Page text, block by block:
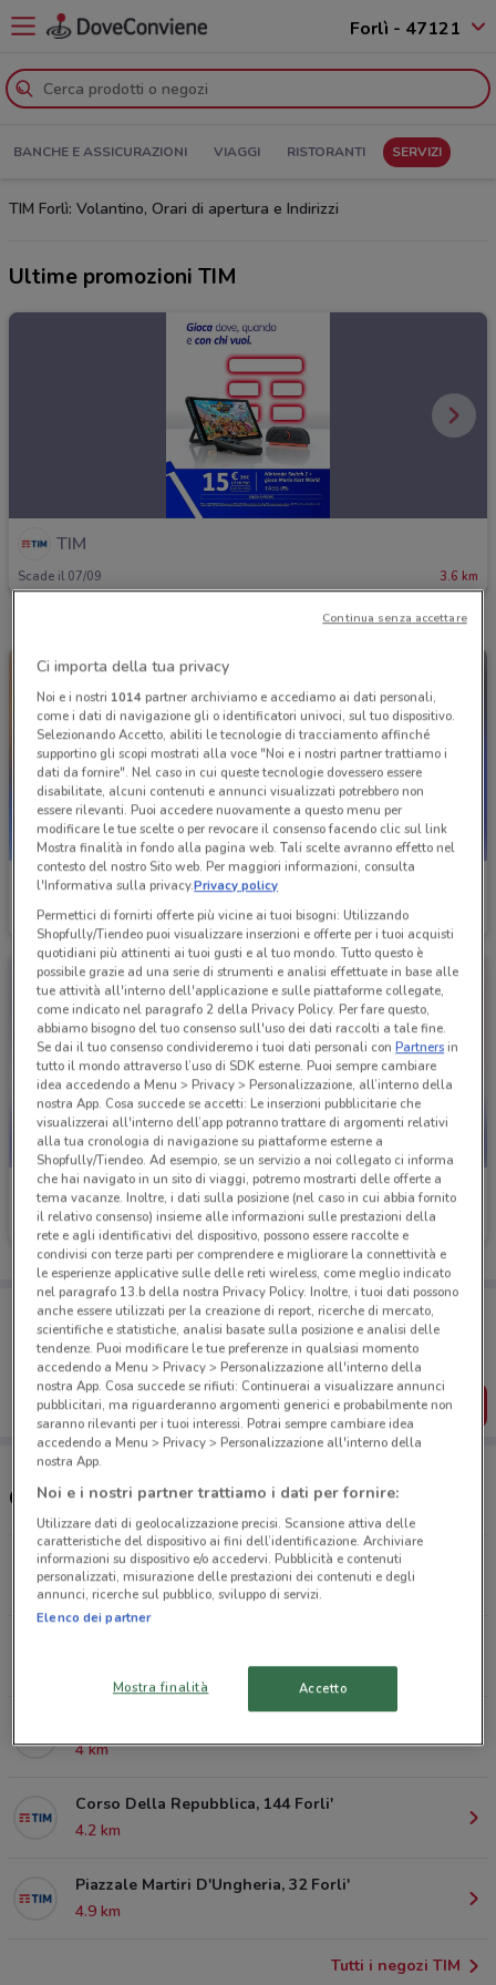
Forlì - 47121
BANCHE E ASSICURAZIONI VIAGGI RISTORANTI SERVIZI
TIM Forlì: Volantino, Orari di apertura e Indirizzi
Ultime promozioni TIM
TIM
Scade il 07/09 3.6 km
TIM
Scade il 30/08 3.6 km Scade il 06/09
TIM
Scade il 30/08 3.6 km
TIM
Scade il 31/12
Porta DoveConviene sempre con te!
Puoi trovare le migliori offerte dei negozi vicino a te,
salvarle e creare la tua lista del risparmio, comodamente
dal tuo cellulare.
SCARICA L’APP
Centro TIM a Forlì
Viale Ii Giugno, 2/B Forlì
3.6 km
4 km
Corso Della Repubblica, 144 Forli'
4.2 km
Piazzale Martiri D'Ungheria, 32 Forli'
4.9 km
Tutti i negozi TIM
Ci importa della tua privacy
Noi e i nostri 1014partner archiviamo e accediamo ai dati personali,
come i dati di navigazione gli o identificatori univoci, sul tuo dispositivo.
Selezionando Accetto, abiliti le tecnologie di tracciamento affinché
supportino gli scopi mostrati alla voce "Noi e i nostri partner trattiamo i
dati da fornire". Nel caso in cui queste tecnologie dovessero essere
disabilitate, alcuni contenuti e annunci visualizzati potrebbero non
essere rilevanti. Puoi accedere nuovamente a questo menu per
modificare le tue scelte o per revocare il consenso facendo clic sul link
Mostra finalità in fondo alla pagina web. Tali scelte avranno effetto nel
contesto del nostro Sito web. Per maggiori informazioni, consulta
l'Informativa sulla privacy.Privacy policy
Permettici di fornirti offerte più vicine ai tuoi bisogni: Utilizzando
Shopfully/Tiendeo puoi visualizzare inserzioni e offerte per i tuoi acquisti
quotidiani più attinenti ai tuoi gusti e al tuo mondo. Tutto questo è
possibile grazie ad una serie di strumenti e analisi effettuate in base alle
tue attività all'interno dell'applicazione e sulle piattaforme collegate,
come indicato nel paragrafo 2 della Privacy Policy. Per fare questo,
abbiamo bisogno del tuo consenso sull'uso dei dati raccolti a tale fine.
Se dai il tuo consenso condivideremo i tuoi dati personali conPartnersin
tutto il mondo attraverso l’uso di SDK esterne. Puoi sempre cambiare
idea accedendo a Menu > Privacy > Personalizzazione, all’interno della
nostra App. Cosa succede se accetti: Le inserzioni pubblicitarie che
visualizzerai all'interno dell’app potranno trattare di argomenti relativi
alla tua cronologia di navigazione su piattaforme esterne a
Shopfully/Tiendeo. Ad esempio, se un servizio a noi collegato ci informa
che hai navigato in un sito di viaggi, potremo mostrarti delle offerte a
tema vacanze. Inoltre, i dati sulla posizione (nel caso in cui abbia fornito
il relativo consenso) insieme alle informazioni sulle prestazioni della
rete e agli identificativi del dispositivo, possono essere raccolte e
condivisi con terze parti per comprendere e migliorare la connettività e
le esperienze applicative sulle delle reti wireless, come meglio indicato
nel paragrafo 13.b della nostra Privacy Policy. Inoltre, i tuoi dati possono
anche essere utilizzati per la creazione di report, ricerche di mercato,
scientifiche e statistiche, analisi basate sulla posizione e analisi delle
tendenze. Puoi modificare le tue preferenze in qualsiasi momento
accedendo a Menu > Privacy > Personalizzazione all'interno della
nostra App. Cosa succede se rifiuti: Continuerai a visualizzare annunci
pubblicitari, ma riguarderanno argomenti generici e probabilmente non
saranno rilevanti per i tuoi interessi. Potrai sempre cambiare idea
accedendo a Menu > Privacy > Personalizzazione all'interno della
nostra App.
Noi e i nostri partner trattiamo i dati per fornire:
Utilizzare dati di geolocalizzazione precisi. Scansione attiva delle
caratteristiche del dispositivo ai fini dell’identificazione. Archiviare
informazioni su dispositivo e/o accedervi. Pubblicità e contenuti
personalizzati, misurazione delle prestazioni dei contenuti e degli
annunci, ricerche sul pubblico, sviluppo di servizi.
Elenco dei partner
Mostra finalità Accetto
Continua senza accettare